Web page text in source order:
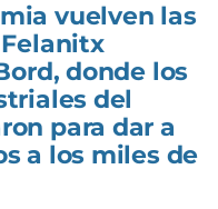
vuelven las
donde los
del
para dar a
a los miles de